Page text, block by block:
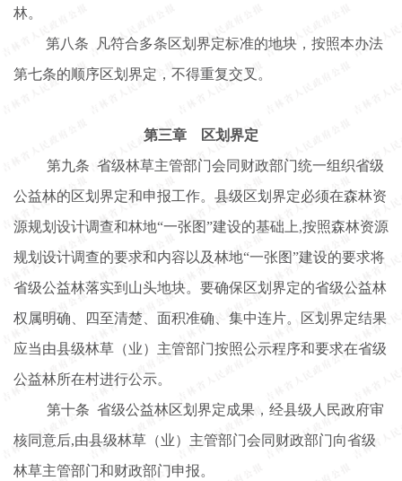
林。
第八条
凡符合多条区划界定标准的地块，按照本办法
第七条的顺序区划界定，不得重复交叉。
第三章
区划界定
第九条 省级林草主管部门会同财政部门统一组织省级
公益林的区划界定和申报工作。县级区划界定必须在森林资
源规划设计调查和林地“一张图”建设的基础上,按照森林资源
规划设计调查的要求和内容以及林地“一张图”建设的要求将
省级公益林落实到山头地块。要确保区划界定的省级公益林
权属明确、四至清楚、面积准确、集中连片。区划界定结果
应当由县级林草（业）主管部门按照公示程序和要求在省级
公益林所在村进行公示。
第十条 省级公益林区划界定成果，经县级人民政府审
核同意后,由县级林草（业）主管部门会同财政部门向省级
林草主管部门和财政部门申报。